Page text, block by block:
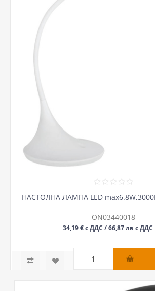
НАСТОЛНА ЛАМПА LED
ON03440018
34,19 € с ДДС / 66,87 лв с ДДС